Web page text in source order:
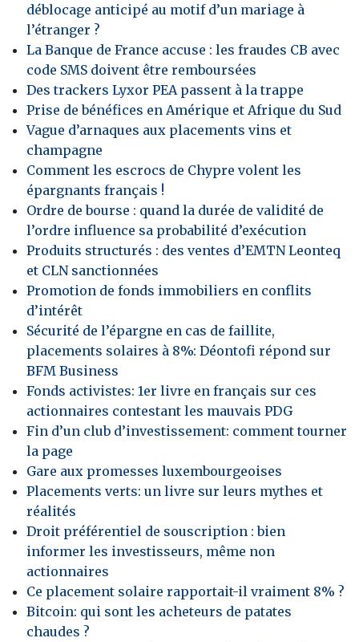
déblocage anticipé au motif d’un mariage à
l’étranger ?
La Banque de France accuse : les fraudes CB avec
code SMS doivent être remboursées
Des trackers Lyxor PEA passent à la trappe
Prise de bénéfices en Amérique et Afrique du Sud
Vague d’arnaques aux placements vins et
champagne
Comment les escrocs de Chypre volent les
épargnants français !
Ordre de bourse : quand la durée de validité de
l’ordre influence sa probabilité d’exécution
Produits structurés : des ventes d’EMTN Leonteq
et CLN sanctionnées
Promotion de fonds immobiliers en conflits
d’intérêt
Sécurité de l’épargne en cas de faillite,
placements solaires à 8%: Déontofi répond sur
BFM Business
Fonds activistes: 1er livre en français sur ces
actionnaires contestant les mauvais PDG
Fin d’un club d’investissement: comment tourner
la page
Gare aux promesses luxembourgeoises
Placements verts: un livre sur leurs mythes et
réalités
Droit préférentiel de souscription : bien
informer les investisseurs, même non
actionnaires
Ce placement solaire rapportait-il vraiment 8% ?
Bitcoin: qui sont les acheteurs de patates
chaudes ?